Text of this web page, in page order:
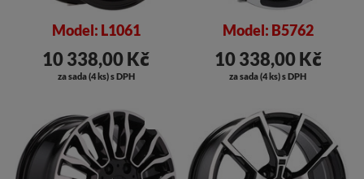
Model: L1061
10 338,00 Kč
za sada (4 ks) s DPH
Model: B5762
10 338,00 Kč
za sada (4 ks) s DPH